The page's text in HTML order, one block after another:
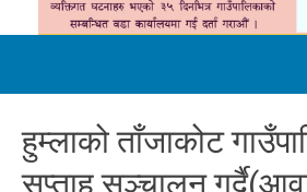
हुम्लाको ताँजाकोट
सप्ताह सञ्चालन